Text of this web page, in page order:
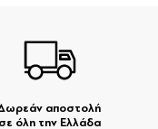
αποστολή
σε όλη την Ελλάδα